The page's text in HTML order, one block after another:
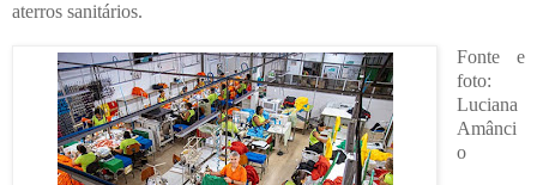
aterros sanitários.
Fonte e
foto:
Luciana
Amânci
o